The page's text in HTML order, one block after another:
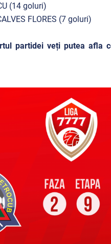
(14 goluri)
FLORES (7 goluri)
partidei veți putea afla